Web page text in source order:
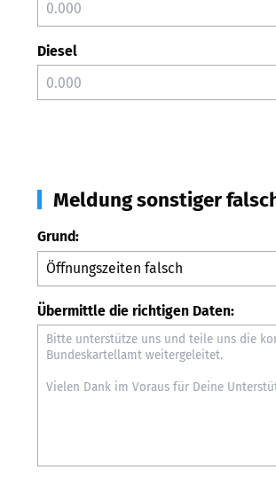
Diesel
Meldung sonstiger
Grund:
Übermittle die richtigen Daten: